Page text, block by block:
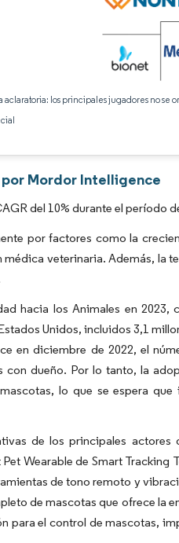
aclaratoria: los principales jugadores no se
Mordor Intelligence
del 10% durante el período
por factores como la
veterinaria. Además, la
hacia los Animales en 2023,
Unidos, incluidos 3,1
en diciembre de 2022, el
con dueño. Por lo tanto, la
lo que se espera que
de los principales actores
Wearable de Smart Tracking
de tono remoto y
de mascotas que ofrece la
para el control de mascotas,